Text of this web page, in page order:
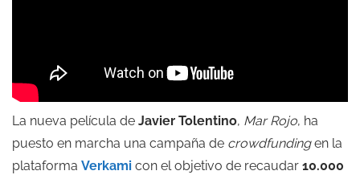
La nueva película de Javier Tolentino, Mar Rojo, ha
puesto en marcha una campaña de crowdfundingen la
plataforma Verkami con el objetivo de recaudar 10.000